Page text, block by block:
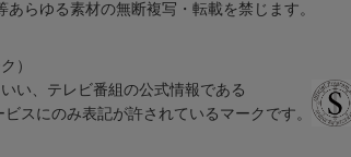
らゆる素材の無断複写・転載を禁じます。
）
い、テレビ番組の公式情報である
スにのみ表記が許されているマークです。